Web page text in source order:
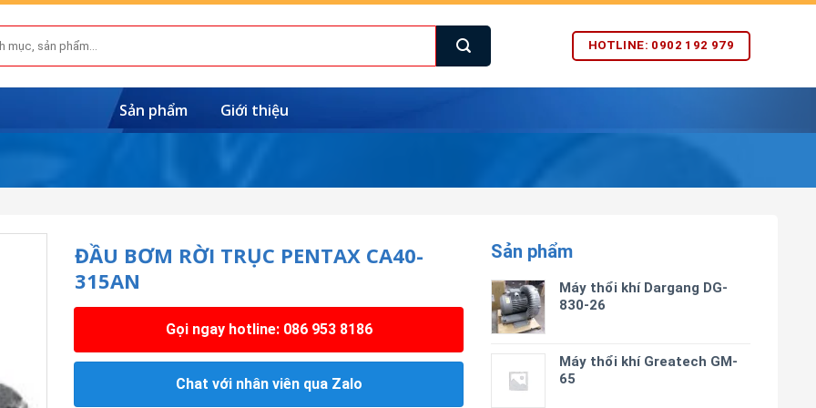
HOTLINE: 0902 192 979
Sản phẩm Giới thiệu
Sản phẩm
Máy thổi khí Dargang DG-
830-26
Máy thổi khí Greatech GM-
65
ĐẦU BƠM RỜI TRỤC PENTAX CA40-
315AN
Gọi ngay hotline: 086 953 8186
Chat với nhân viên qua Zalo